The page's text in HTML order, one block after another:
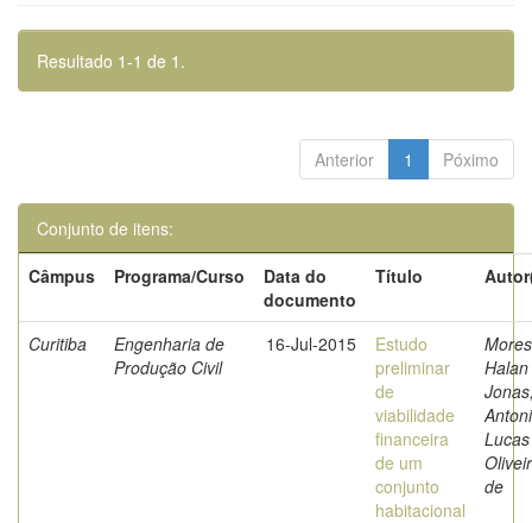
Resultado 1-1 de 1.
Anterior 1 Póximo
Conjunto de itens:
Câmpus
Programa/Curso
Data do
documento
Título
Curitiba
Engenharia de
Produção Civil
16-Jul-2015
Estudo
preliminar
de
viabilidade
financeira
de um
conjunto
habitacional
Halan
Lucas
de